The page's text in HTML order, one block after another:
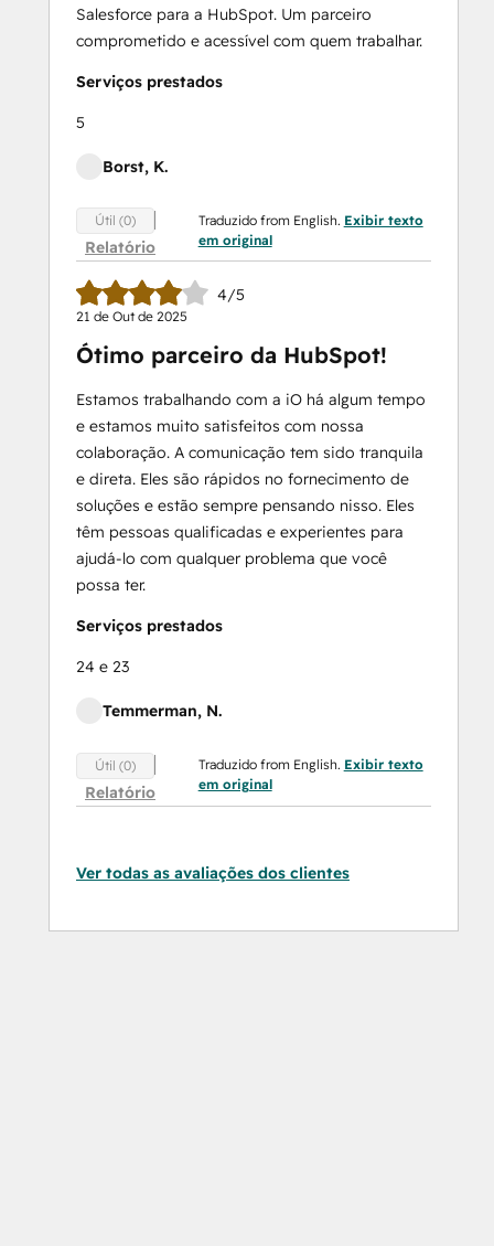
Salesforce para a HubSpot. Um parceiro
comprometido e acessível com quem trabalhar.
Serviços prestados
5
Borst, K.
Útil (0)
Relatório
Traduzido from English. Exibir texto
em original
4/5
21 de Out de 2025
Ótimo parceiro da HubSpot!
Estamos trabalhando com a iO há algum tempo
e estamos muito satisfeitos com nossa
colaboração. A comunicação tem sido tranquila
e direta. Eles são rápidos no fornecimento de
soluções e estão sempre pensando nisso. Eles
têm pessoas qualificadas e experientes para
ajudá-lo com qualquer problema que você
possa ter.
Serviços prestados
24 e 23
Temmerman, N.
Útil (0)
Relatório
Traduzido from English. Exibir texto
em original
Ver todas as avaliações dos clientes